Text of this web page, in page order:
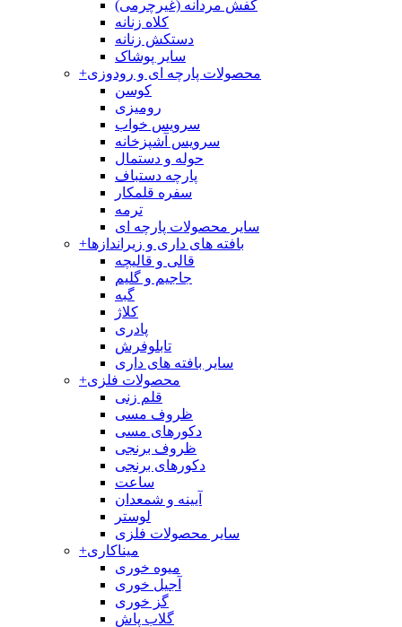
کفش مردانه (غیرچرمی)
کلاه زنانه
دستکش زنانه
سایر پوشاک
+محصولات پارچه ای و رودوزی
کوسن
رومیزی
سرویس خواب
سرویس آشپزخانه
حوله و دستمال
پارچه دستباف
سفره قلمکار
ترمه
سایر محصولات پارچه ای
+بافته های داری و زیراندازها
قالی و قالیچه
جاجیم و گلیم
گبه
کلاژ
پادری
تابلوفرش
سایر بافته های داری
+محصولات فلزی
قلم زنی
ظروف مسی
دکورهای مسی
ظروف برنجی
دکورهای برنجی
ساعت
آیینه و شمعدان
لوستر
سایر محصولات فلزی
+میناکاری
میوه خوری
آجیل خوری
گز خوری
گلاب پاش